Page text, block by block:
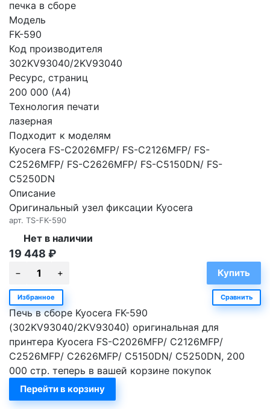
печка в сборе
Модель
FK-590
Код производителя
302KV93040/2KV93040
Ресурс, страниц
200 000 (А4)
Технология печати
лазерная
Подходит к моделям
Kyocera FS-C2026MFP/ FS-C2126MFP/ FS-
C2526MFP/ FS-C2626MFP/ FS-C5150DN/ FS-
C5250DN
Описание
Оригинальный узел фиксации Kyocera
арт. TS-FK-590
Нет в наличии
19 448 ₽
Избранное Сравнить
Печь в сборе Kyocera FK-590
(302KV93040/2KV93040) оригинальная для
принтера Kyocera FS-C2026MFP/ C2126MFP/
C2526MFP/ C2626MFP/ C5150DN/ C5250DN, 200
000 стр. теперь в вашей корзине покупок
Перейти в корзину